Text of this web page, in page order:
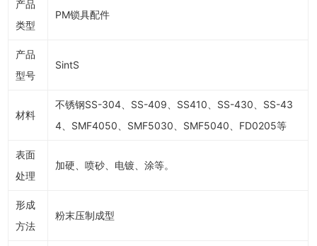
产品
类型
PM锁具配件
产品
型号
SintS
材料
不锈钢SS-304、SS-409、SS410、SS-430、SS-43
4、SMF4050、SMF5030、SMF5040、FD0205等
表面
处理
加硬、喷砂、电镀、涂等。
形成
方法
粉末压制成型